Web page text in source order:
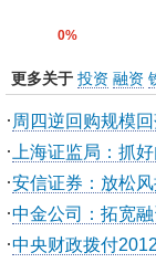
0%
更多关于 投资 融资
· 周四逆回购规模
· 上海证监局：抓
·安信证券：放松
·中金公司：拓宽
·中央财政拨付